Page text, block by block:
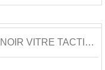
ECRAN COMPLET Pour IPHONE 7 NOIR VITRE TACTILE...